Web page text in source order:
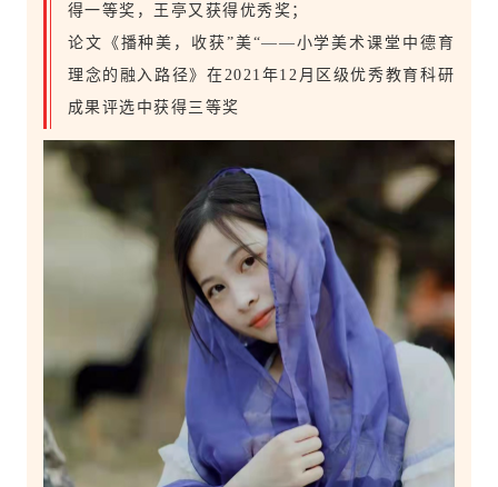
得一等奖，王亭又获得优秀奖；
论文《播种美，收获”美“——小学美术课堂中德育
理念的融入路径》在2021年12月区级优秀教育科研
成果评选中获得三等奖